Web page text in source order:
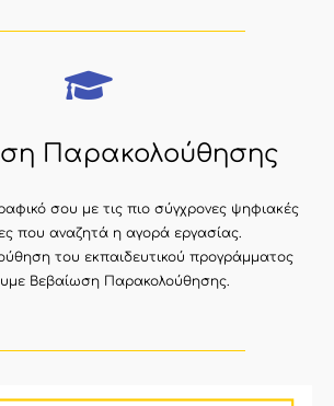
Παρακολούθησης
σου με τις πιο σύγχρονες ψηφιακές
που αναζητά η αγορά εργασίας.
του εκπαιδευτικού προγράμματος
Βεβαίωση Παρακολούθησης.